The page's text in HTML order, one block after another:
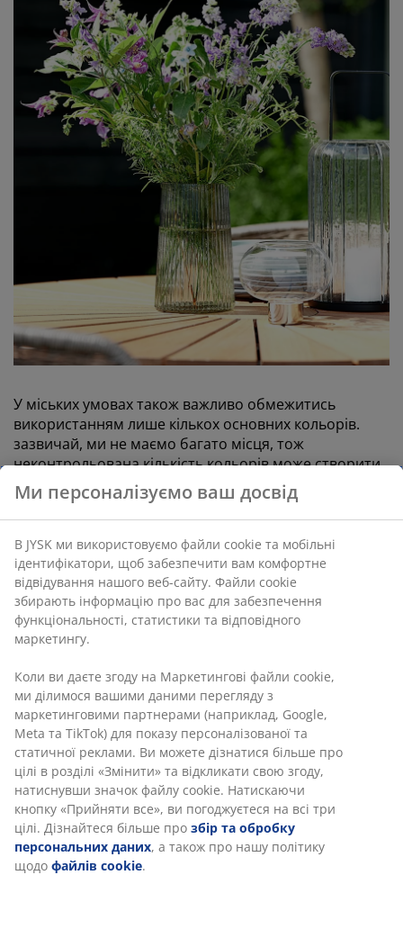
У міських умовах також важливо обмежитись
використанням лише кількох основних кольорів.
зазвичай, ми не маємо багато місця, тож
неконтрольована кількість кольорів може створити
відчуття безладу. Для тераси або подвір'я виберіть
кілька основних спокійних кольорів для основи та
додайте кольорові акценти за допомогою
декоративних подушок, пледів, садових горщиків з
рослинами та садових ламп. А балкон
прикрасьте квітами у вазі та свічками у ліхтарях.
Якщо місця зовсім мало, згадайте про вертикальний
простір та перенесіть рослини на стіну за
допомогою кашпо або полиць.
Секретний інгредієнт
Ввечері додайте хюґе - запаліть гірлянди, ліхтарики
на сонячних батареях чи садові лампи на
батарейках. Це справжня магія, коли навколо
оживають вогники, що танцюють вічний танок
затишку. Загорніться у плед та погляньте вгору,
зірки вже навколо вас ;)
Ми персоналізуємо ваш досвід
В JYSK ми використовуємо файли cookie та мобільні
ідентифікатори, щоб забезпечити вам комфортне
відвідування нашого веб-сайту. Файли cookie
збирають інформацію про вас для забезпечення
функціональності, статистики та відповідного
маркетингу.
Коли ви даєте згоду на Маркетингові файли cookie,
ми ділимося вашими даними перегляду з
маркетинговими партнерами (наприклад, Google,
Meta та TikTok) для показу персоналізованої та
статичної реклами. Ви можете дізнатися більше про
цілі в розділі «Змінити» та відкликати свою згоду,
натиснувши значок файлу cookie. Натискаючи
кнопку «Прийняти все», ви погоджуєтеся на всі три
цілі. Дізнайтеся більше про збір та обробку
персональних даних, а також про нашу політику
щодо файлів cookie.